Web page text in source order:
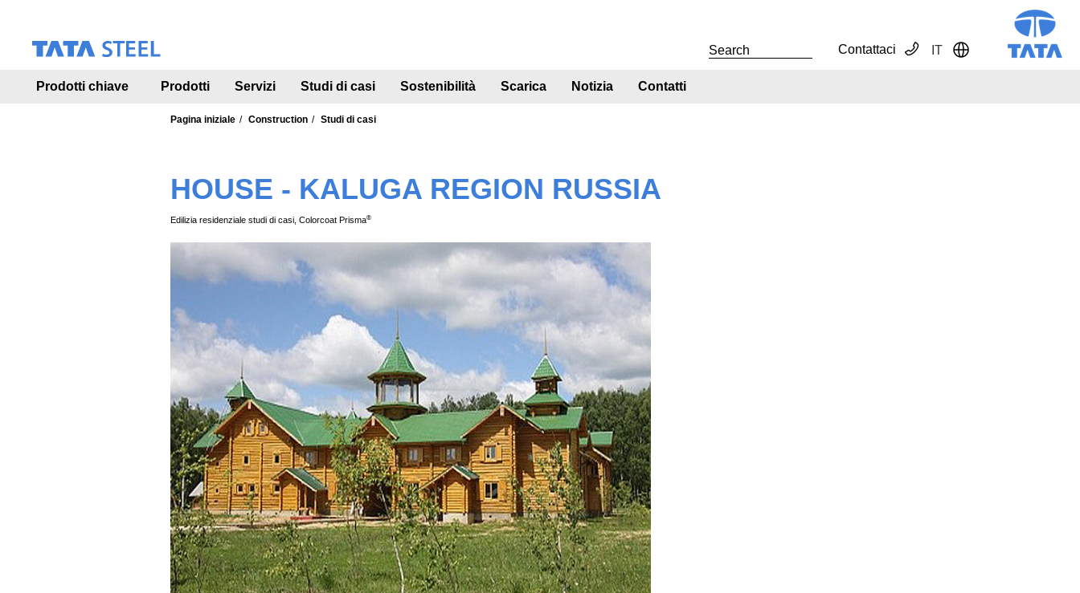
IT Toggle Dropdown
Contattaci
Prodotti chiave Prodotti Servizi Studi di casi Sostenibilità Scarica Notizia Contatti
Pagina iniziale Construction Studi di casi
HOUSE - KALUGA REGION RUSSIA
Edilizia residenziale studi di casi, Colorcoat Prisma®